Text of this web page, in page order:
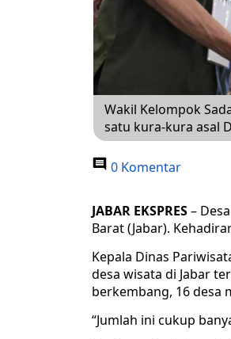
Wakil Kelompok
satu kura-kura asal
0 Komentar
JABAR EKSPRES–
Barat (Jabar).
Kepala Dinas
desa wisata di Jabar
berkembang, 16 desa
“Jumlah ini cukup